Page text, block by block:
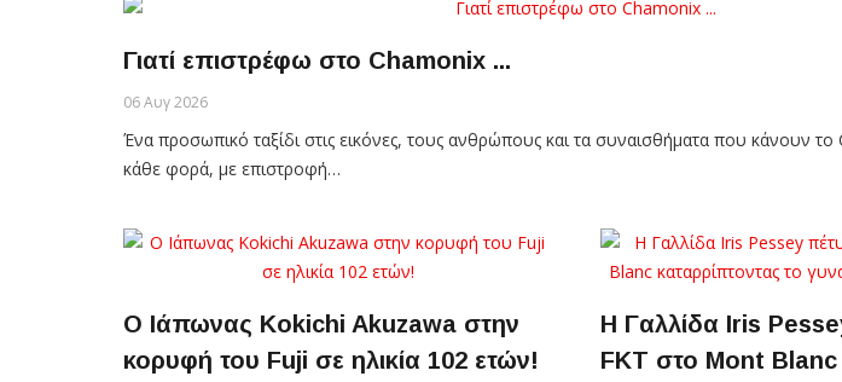
Γιατί επιστρέφω στο Chamonix ...
06 Αυγ 2026
Ένα προσωπικό ταξίδι στις εικόνες, τους ανθρώπους και τα συναισθήματα που κάνουν το
κάθε φορά, με επιστροφή…
Ο Ιάπωνας Kokichi Akuzawa στην
κορυφή του Fuji σε ηλικία 102 ετών!
Η Γαλλίδα Iris
FKT στο Mont Blanc